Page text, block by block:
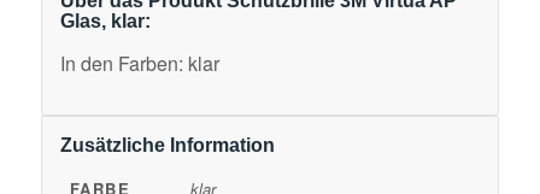
Glas, klar:
In den Farben: klar
Zusätzliche Information
FARBE
klar